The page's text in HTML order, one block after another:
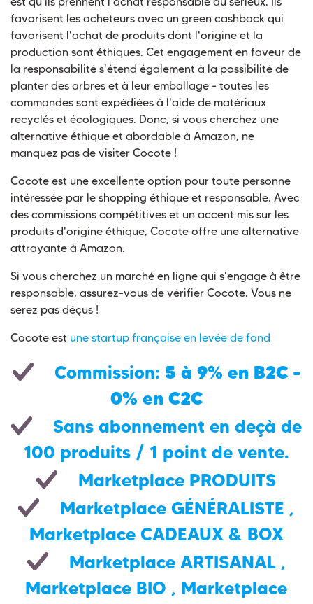
favorisent les acheteurs avec un green cashback qui
favorisent l'achat de produits dont l'origine et la
production sont éthiques. Cet engagement en faveur de
la responsabilité s'étend également à la possibilité de
planter des arbres et à leur emballage - toutes les
commandes sont expédiées à l'aide de matériaux
recyclés et écologiques. Donc, si vous cherchez une
alternative éthique et abordable à Amazon, ne
manquez pas de visiter Cocote !
Cocote est une excellente option pour toute personne
intéressée par le shopping éthique et responsable. Avec
des commissions compétitives et un accent mis sur les
produits d'origine éthique, Cocote offre une alternative
attrayante à Amazon.
Si vous cherchez un marché en ligne qui s'engage à être
responsable, assurez-vous de vérifier Cocote. Vous ne
serez pas déçus !
Cocote est une startup française en levée de fond
Commission: 5 à 9% en B2C -
0% en C2C
Sans abonnement en deçà de
100 produits / 1 point de vente.
Marketplace PRODUITS
Marketplace GÉNÉRALISTE ,
Marketplace CADEAUX & BOX
Marketplace ARTISANAL,
Marketplace BIO , Marketplace